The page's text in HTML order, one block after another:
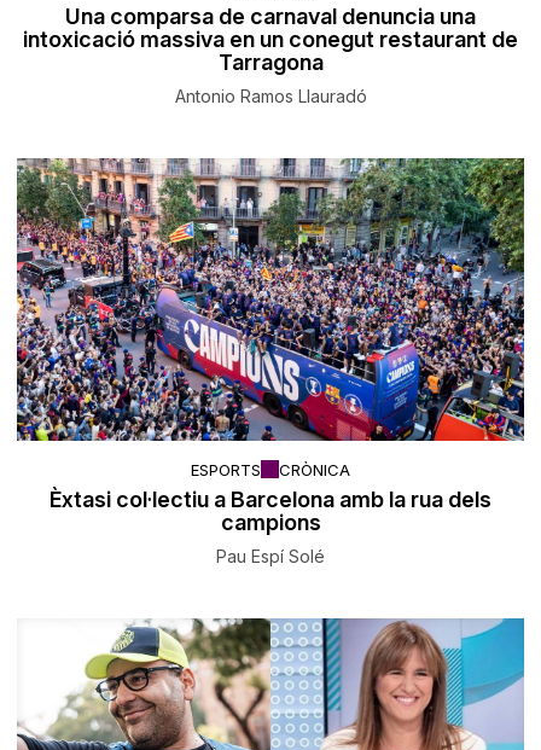
Una comparsa de carnaval denuncia una
intoxicació massiva en un conegut restaurant de
Tarragona
Antonio Ramos Llauradó
ESPORTS CRÒNICA
Èxtasi col·lectiu a Barcelona amb la rua dels
campions
Pau Espí Solé